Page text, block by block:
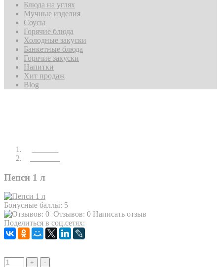
Блюда на углях
Мучные изделия
Соусы
Горячие блюда
Холодные закуски
Банкетные блюда
Горячие закуски
Напитки
Хит продаж
Blog
Пепси 1 л
Бонусные баллы: 5
Отзывов: 0 Написать отзыв
Поделиться в соц.сетях:
+ -